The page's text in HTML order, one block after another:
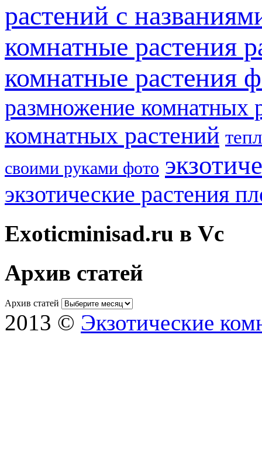
растений с
комнатные растения
комнатные растения
размножение комнатных
комнатных растений
своими руками фото
экзотические растения
Exoticminisad.ru в Vc
Архив статей
Архив статей
2013 © Экзотические